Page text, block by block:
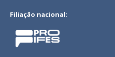
Filiação nacional: